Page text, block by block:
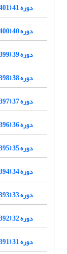
دوره 41 (1401)
دوره 40 (1400)
دوره 39 (1399)
دوره 38 (1398)
دوره 37 (1397)
دوره 36 (1396)
دوره 35 (1395)
دوره 34 (1394)
دوره 33 (1393)
دوره 32 (1392)
دوره 31 (1391)